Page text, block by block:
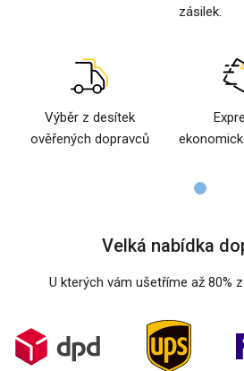
zásilek.
Výběr z desítek
ověřených dopravců
Velká nabídka
U kterých vám ušetříme až 80%